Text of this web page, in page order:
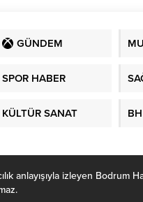
GÜNDEM
SPOR HABER
KÜLTÜR SANAT
izleyen Bodrum